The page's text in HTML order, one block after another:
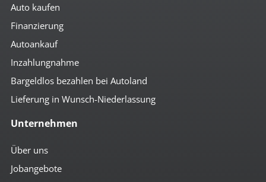
autom. abblendender Innenspiegel
beheizbare Aussenspiegel
Bordcomputer
Colorverglasung
el. Beifahrersitz
el. Fahrersitz
el. Heckklappe
el. Spiegel
geteilte Rücksitzbank
höhenverst. Fahrersitz
höhenverst. Lenkrad
Auto kaufen
Finanzierung
Autoankauf
Inzahlungnahme
Bargeldlos bezahlen bei Autoland
Lieferung in Wunsch-Niederlassung
Unternehmen
Über uns
Jobangebote